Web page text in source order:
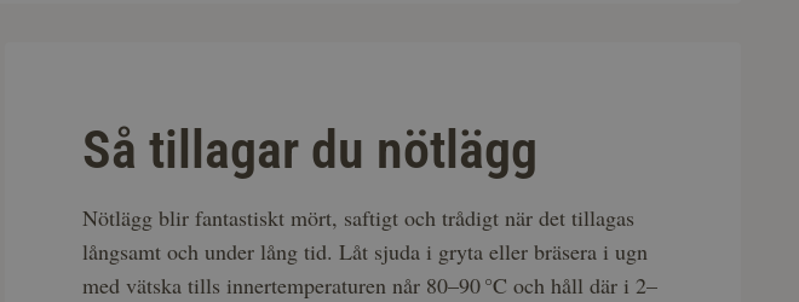
Så tillagar du nötlägg
Nötlägg blir fantastiskt mört, saftigt och trådigt när det tillagas
långsamt och under lång tid. Låt sjuda i gryta eller bräsera i ugn
med vätska tills innertemperaturen når 80–90 °C och håll där i 2–